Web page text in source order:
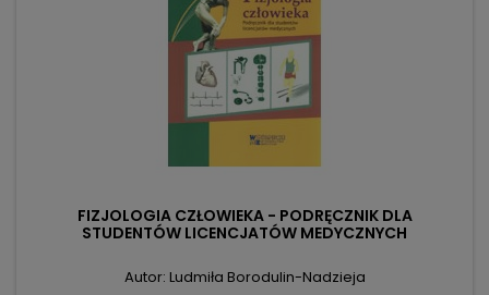
FIZJOLOGIA CZŁOWIEKA - PODRĘCZNIK DLA
STUDENTÓW LICENCJATÓW MEDYCZNYCH
Autor: Ludmiła Borodulin-Nadzieja